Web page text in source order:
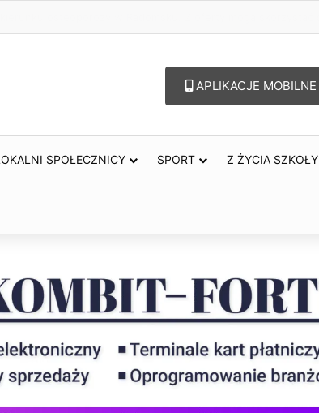
APLIKACJE MOBILNE
SPOŁECZNICY SPORT Z ŻYCIA SZKOŁY